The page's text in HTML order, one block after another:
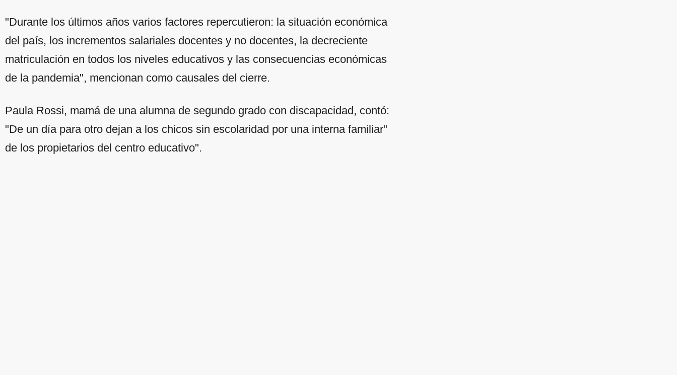
"Durante los últimos años varios factores repercutieron: la situación económica
del país, los incrementos salariales docentes y no docentes, la decreciente
matriculación en todos los niveles educativos y las consecuencias económicas
de la pandemia", mencionan como causales del cierre.
Paula Rossi, mamá de una alumna de segundo grado con discapacidad, contó:
"De un día para otro dejan a los chicos sin escolaridad por una interna familiar"
de los propietarios del centro educativo".